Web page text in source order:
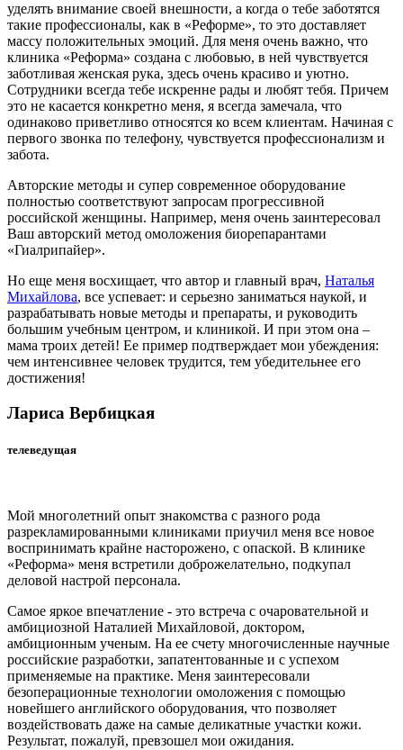
уделять внимание своей внешности, а когда о тебе заботятся
такие профессионалы, как в «Реформе», то это доставляет
массу положительных эмоций. Для меня очень важно, что
клиника «Реформа» создана с любовью, в ней чувствуется
заботливая женская рука, здесь очень красиво и уютно.
Сотрудники всегда тебе искренне рады и любят тебя. Причем
это не касается конкретно меня, я всегда замечала, что
одинаково приветливо относятся ко всем клиентам. Начиная с
первого звонка по телефону, чувствуется профессионализм и
забота.
Авторские методы и супер современное оборудование
полностью соответствуют запросам прогрессивной
российской женщины. Например, меня очень заинтересовал
Ваш авторский метод омоложения биорепарантами
«Гиалрипайер».
Но еще меня восхищает, что автор и главный врач, Наталья
Михайлова, все успевает: и серьезно заниматься наукой, и
разрабатывать новые методы и препараты, и руководить
большим учебным центром, и клиникой. И при этом она –
мама троих детей! Ее пример подтверждает мои убеждения:
чем интенсивнее человек трудится, тем убедительнее его
достижения!
Лариса Вербицкая
телеведущая
Мой многолетний опыт знакомства с разного рода
разрекламированными клиниками приучил меня все новое
воспринимать крайне насторожено, с опаской. В клинике
«Реформа» меня встретили доброжелательно, подкупал
деловой настрой персонала.
Самое яркое впечатление - это встреча с очаровательной и
амбициозной Наталией Михайловой, доктором,
амбиционным ученым. На ее счету многочисленные научные
российские разработки, запатентованные и с успехом
применяемые на практике. Меня заинтересовали
безоперационные технологии омоложения с помощью
новейшего английского оборудования, что позволяет
воздействовать даже на самые деликатные участки кожи.
Результат, пожалуй, превзошел мои ожидания.